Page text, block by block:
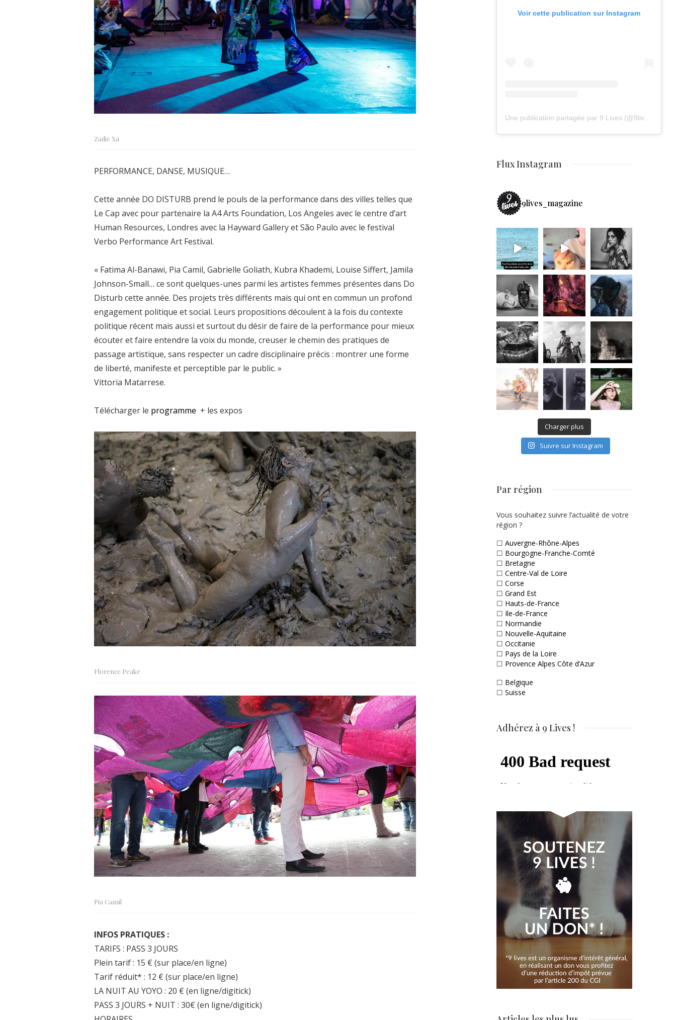
Zadie Xa
PERFORMANCE, DANSE, MUSIQUE…
Cette année DO DISTURB prend le pouls de la performance dans des villes telles que
Le Cap avec pour partenaire la A4 Arts Foundation, Los Angeles avec le centre d’art
Human Resources, Londres avec la Hayward Gallery et São Paulo avec le festival
Verbo Performance Art Festival.
« Fatima Al-Banawi, Pia Camil, Gabrielle Goliath, Kubra Khademi, Louise Siffert, Jamila
Johnson-Small… ce sont quelques-unes parmi les artistes femmes présentes dans Do
Disturb cette année. Des projets très différents mais qui ont en commun un profond
engagement politique et social. Leurs propositions découlent à la fois du contexte
politique récent mais aussi et surtout du désir de faire de la performance pour mieux
écouter et faire entendre la voix du monde, creuser le chemin des pratiques de
passage artistique, sans respecter un cadre disciplinaire précis : montrer une forme
de liberté, manifeste et perceptible par le public. »
Vittoria Matarrese.
Télécharger le programme + les expos
Florence Peake
Pia Camil
INFOS PRATIQUES :
TARIFS : PASS 3 JOURS
Plein tarif : 15 € (sur place/en ligne)
Tarif réduit* : 12 € (sur place/en ligne)
LA NUIT AU YOYO : 20 € (en ligne/digitick)
PASS 3 JOURS + NUIT : 30€ (en ligne/digitick)
Voir cette publication sur Instagram
Flux Instagram
9lives_magazine
Charger plus
Suivre sur Instagram
Par région
Vous souhaitez suivre l’actualité de votre
région ?
☐ Auvergne-Rhône-Alpes
☐ Bourgogne-Franche-Comté
☐ Bretagne
☐ Centre-Val de Loire
☐ Corse
☐ Grand Est
☐ Hauts-de-France
☐ Ile-de-France
☐ Normandie
☐ Nouvelle-Aquitaine
☐ Occitanie
☐ Pays de la Loire
☐ Provence Alpes Côte d’Azur
☐ Belgique
☐ Suisse
Adhérez à 9 Lives !